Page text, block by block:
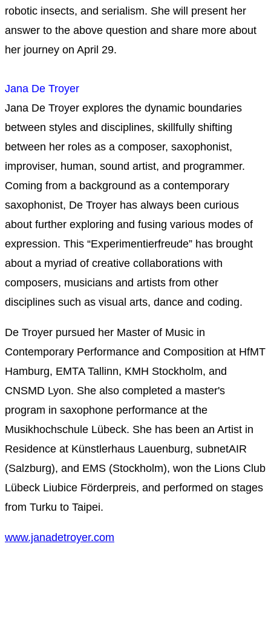
robotic insects, and serialism. She will present her
answer to the above question and share more about
her journey on April 29.
Jana De Troyer
Jana De Troyer explores the dynamic boundaries
between styles and disciplines, skillfully shifting
between her roles as a composer, saxophonist,
improviser, human, sound artist, and programmer.
Coming from a background as a contemporary
saxophonist, De Troyer has always been curious
about further exploring and fusing various modes of
expression. This “Experimentierfreude” has brought
about a myriad of creative collaborations with
composers, musicians and artists from other
disciplines such as visual arts, dance and coding.
De Troyer pursued her Master of Music in
Contemporary Performance and Composition at HfMT
Hamburg, EMTA Tallinn, KMH Stockholm, and
CNSMD Lyon. She also completed a master's
program in saxophone performance at the
Musikhochschule Lübeck. She has been an Artist in
Residence at Künstlerhaus Lauenburg, subnetAIR
(Salzburg), and EMS (Stockholm), won the Lions Club
Lübeck Liubice Förderpreis, and performed on stages
from Turku to Taipei.
www.janadetroyer.com